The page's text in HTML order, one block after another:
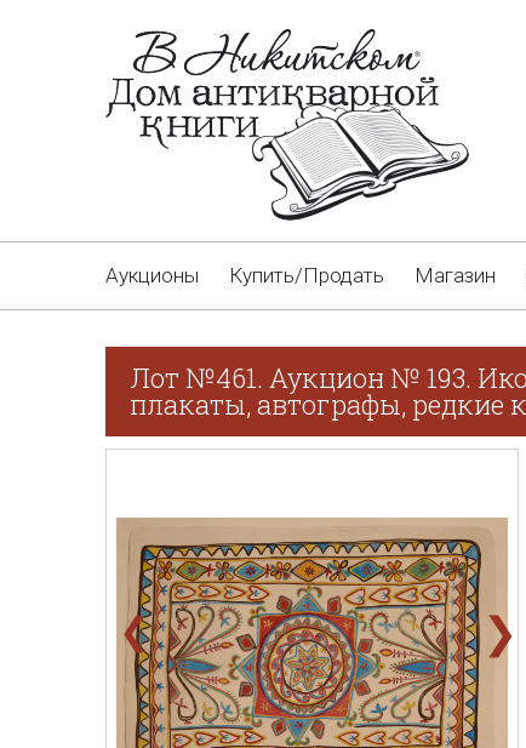
Аукционы Купить/Продать Магазин
Лот №461. Аукцион № 193.
плакаты, автографы, редкие
❮ ❯